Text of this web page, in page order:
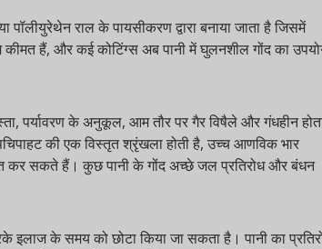
राल के पायसीकरण द्वारा बनाया जाता है जिसमें
हैं, और कई कोटिंग्स अब पानी में घुलनशील गोंद का उपयोग
के अनुकूल, आम तौर पर गैर विषैले और गंधहीन होता
की एक विस्तृत श्रृंखला होती है, उच्च आणविक भार
सकते हैं। कुछ पानी के गोंद अच्छे जल प्रतिरोध और बंधन
के समय को छोटा किया जा सकता है। पानी का प्रतिरोध